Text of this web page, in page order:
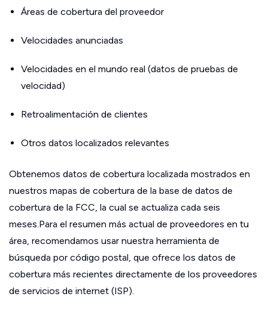
Áreas de cobertura del proveedor
Velocidades anunciadas
Velocidades en el mundo real (datos de pruebas de
velocidad)
Retroalimentación de clientes
Otros datos localizados relevantes
Obtenemos datos de cobertura localizada mostrados en
nuestros mapas de cobertura de la base de datos de
cobertura de la FCC, la cual se actualiza cada seis
meses.Para el resumen más actual de proveedores en tu
área, recomendamos usar nuestra herramienta de
búsqueda por código postal, que ofrece los datos de
cobertura más recientes directamente de los proveedores
de servicios de internet (ISP).